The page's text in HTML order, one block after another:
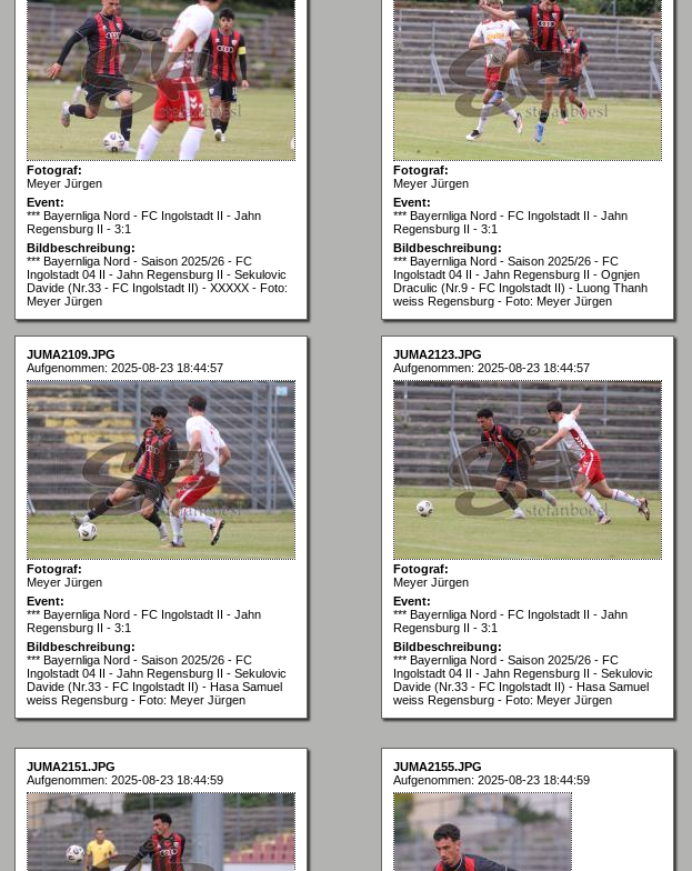
Fotograf:
Meyer Jürgen
Event:
*** Bayernliga Nord - FC Ingolstadt II - Jahn
Regensburg II - 3:1
Bildbeschreibung:
*** Bayernliga Nord - Saison 2025/26 - FC
Ingolstadt 04 II - Jahn Regensburg II - Sekulovic
Davide (Nr.33 - FC Ingolstadt II) - XXXXX - Foto:
Meyer Jürgen
Fotograf:
Meyer Jürgen
Event:
*** Bayernliga Nord - FC Ingolstadt II - Jahn
Regensburg II - 3:1
Bildbeschreibung:
*** Bayernliga Nord - Saison 2025/26 - FC
Ingolstadt 04 II - Jahn Regensburg II - Ognjen
Draculic (Nr.9 - FC Ingolstadt II) - Luong Thanh
weiss Regensburg - Foto: Meyer Jürgen
JUMA2109.JPG
Aufgenommen: 2025-08-23 18:44:57
Fotograf:
Meyer Jürgen
Event:
*** Bayernliga Nord - FC Ingolstadt II - Jahn
Regensburg II - 3:1
Bildbeschreibung:
*** Bayernliga Nord - Saison 2025/26 - FC
Ingolstadt 04 II - Jahn Regensburg II - Sekulovic
Davide (Nr.33 - FC Ingolstadt II) - Hasa Samuel
weiss Regensburg - Foto: Meyer Jürgen
JUMA2123.JPG
Aufgenommen: 2025-08-23 18:44:57
Fotograf:
Meyer Jürgen
Event:
*** Bayernliga Nord - FC Ingolstadt II - Jahn
Regensburg II - 3:1
Bildbeschreibung:
*** Bayernliga Nord - Saison 2025/26 - FC
Ingolstadt 04 II - Jahn Regensburg II - Sekulovic
Davide (Nr.33 - FC Ingolstadt II) - Hasa Samuel
weiss Regensburg - Foto: Meyer Jürgen
JUMA2151.JPG
Aufgenommen: 2025-08-23 18:44:59
JUMA2155.JPG
Aufgenommen: 2025-08-23 18:44:59